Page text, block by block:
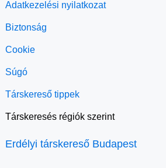
Adatkezelési nyilatkozat
Biztonság
Cookie
Súgó
Társkereső tippek
Társkeresés régiók szerint
Erdélyi társkereső Budapest